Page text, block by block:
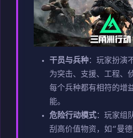
干员与兵种：玩家扮演
为突击、支援、工程、
每个兵种都有相符的增
能。
危险行动模式：玩家组
刮高价值物资，如“曼